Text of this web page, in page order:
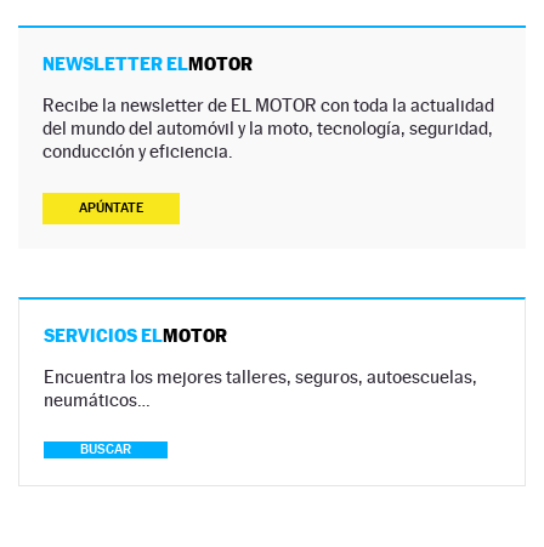
NEWSLETTER ELMOTOR
Recibe la newsletter de EL MOTOR con toda la actualidad
del mundo del automóvil y la moto, tecnología, seguridad,
conducción y eficiencia.
APÚNTATE
SERVICIOS ELMOTOR
Encuentra los mejores talleres, seguros, autoescuelas,
neumáticos…
BUSCAR